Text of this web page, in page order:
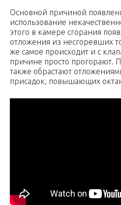
Основной причиной
использование
этого в камере сгорания
отложения из несгоревших
же самое происходит и с
причине просто прогорают.
также обрастают
присадок, повышающих